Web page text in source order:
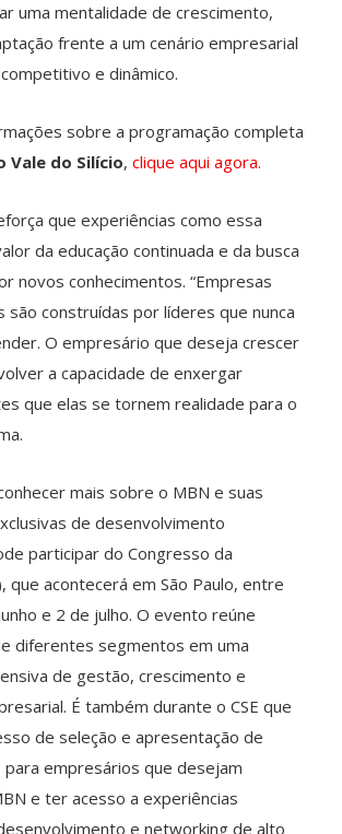
uma mentalidade de crescimento,
frente a um cenário empresarial
e dinâmico.
sobre a programação completa
Vale do Silício, clique aqui agora.
que experiências como essa
da educação continuada e da busca
novos conhecimentos. “Empresas
são construídas por líderes que nunca
O empresário que deseja crescer
a capacidade de enxergar
que elas se tornem realidade para o
mais sobre o MBN e suas
de desenvolvimento
participar do Congresso da
que acontecerá em São Paulo, entre
e 2 de julho. O evento reúne
diferentes segmentos em uma
de gestão, crescimento e
É também durante o CSE que
de seleção e apresentação de
empresários que desejam
e ter acesso a experiências
e networking de alto